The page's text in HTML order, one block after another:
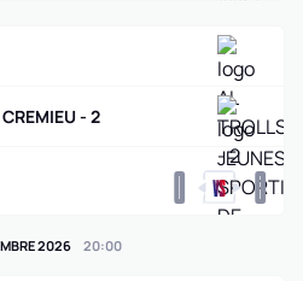
- 2
0 0
2026 20:00